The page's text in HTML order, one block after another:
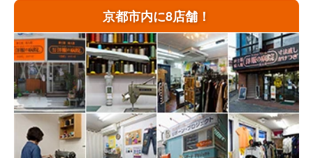
京都市内に8店舗！